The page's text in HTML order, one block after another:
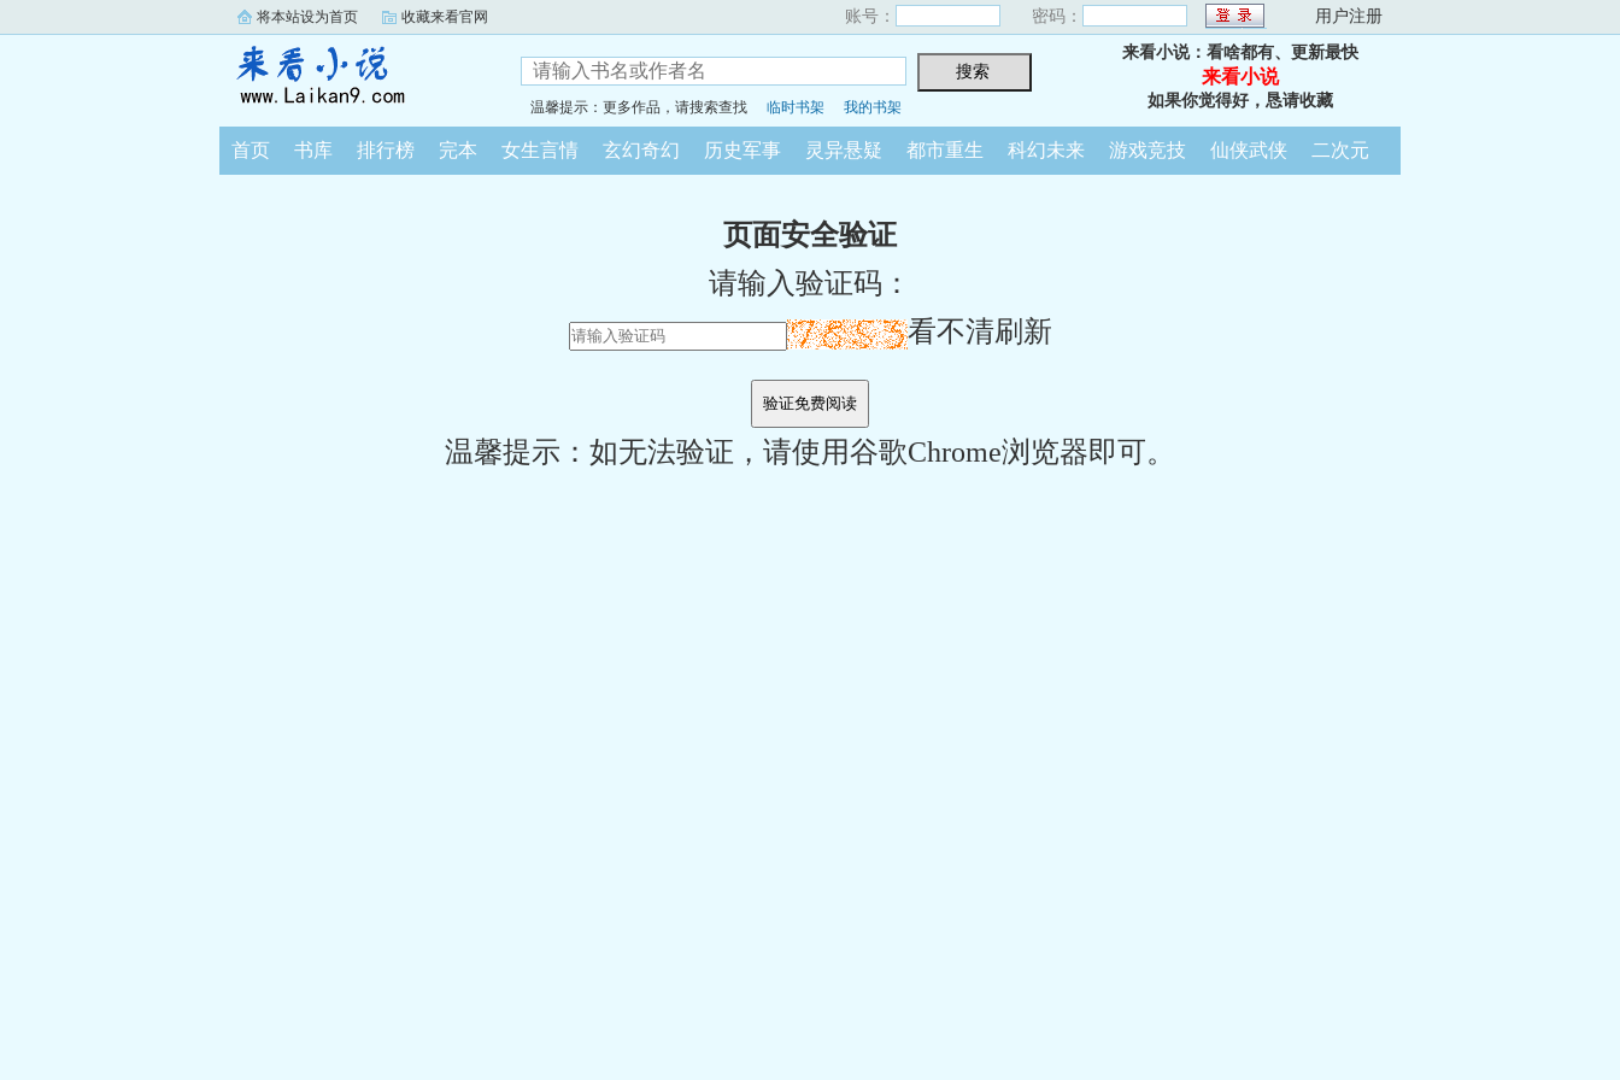
将本站设为首页 收藏来看官网 账号： 密码： 用户注册
温馨提示：更多作品，请搜索查找 临时书架 我的书架
来看小说：看啥都有、更新最快
来看小说
如果你觉得好，恳请收藏
首页 书库 排行榜 完本 女生言情 玄幻奇幻 历史军事 灵异悬疑 都市重生 科幻未来 游戏竞技 仙侠武侠 二次元
页面安全验证
请输入验证码：
看不清刷新
温馨提示：如无法验证，请使用谷歌Chrome浏览器即可。